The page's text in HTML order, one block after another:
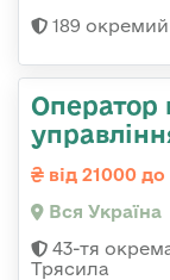
189
Оператор
від 21000
Вся Україна
43-тя
Трясила